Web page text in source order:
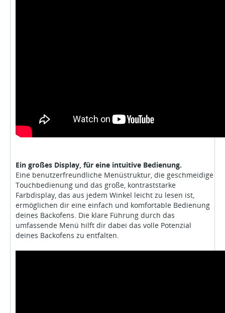
Ein großes Display, für eine intuitive Bedienung.
Eine benutzerfreundliche Menüstruktur, die geschmeidige
Touchbedienung und das große, kontraststarke
Farbdisplay, das aus jedem Winkel leicht zu lesen ist,
ermöglichen dir eine einfach und komfortable Bedienung
deines Backofens. Die klare Führung durch das
umfassende Menü hilft dir dabei das volle Potenzial
deines Backofens zu entfalten.